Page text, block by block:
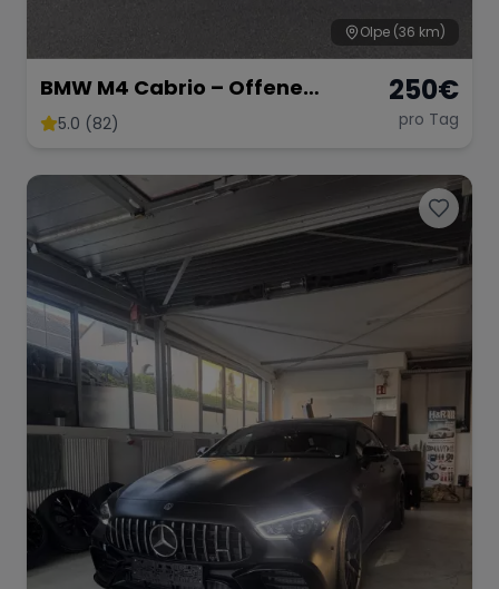
Olpe (36 km)
BMW M4 Cabrio – Offene
Fahrfreude mit 431 PS
5.0 (82)
250€
pro Tag